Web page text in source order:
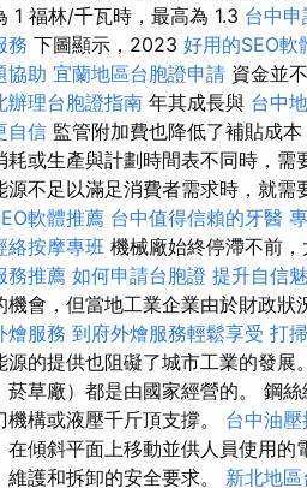
1 福林/千瓦時，最高為 1.3 台中
務 下圖顯示，2023 好用的SEO軟
協助 宜蘭地區台胞證申請 資金並
辦理台胞證指南 年其成長與 台中
自信 監管附加費也降低了補貼成
耗或生產與計劃時間表不同時，
源不足以滿足消費者需求時，就需
軟體推薦 台中值得信賴的牙醫
絡按摩專班 機械廠始終停滯不前
務推薦 如何申請台胞證 提升自信
機會，但當地工業企業由於財政狀
燴服務 到府外燴服務輕鬆享受 打
源的提供也阻礙了城市工業的發展
菸草廠）都是由國家經營的。 鋼
機構或液壓千斤頂支撐。 台中油
在傾斜平面上移動並供人員使用
維護和拆卸的安全要求。 新北地